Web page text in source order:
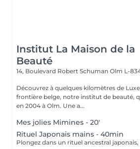
Institut La Maison de la
Beauté
14, Boulevard Robert Schuman Olm L-
Découvrez à quelques kilomètres de
frontière belge, notre institut de beauté,
en 2004 à Olm. Une a...
Mes jolies Mimines - 20'
Rituel Japonais mains - 40min